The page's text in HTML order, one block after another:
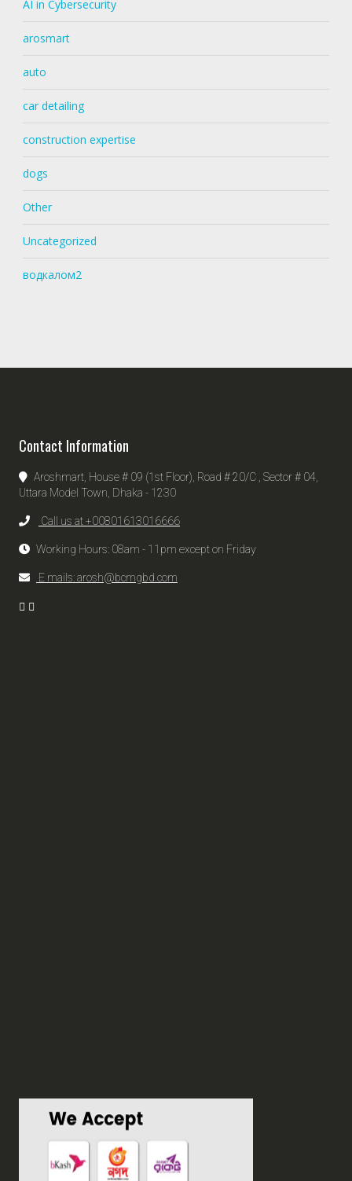
AI in Cybersecurity
arosmart
auto
car detailing
construction expertise
dogs
Other
Uncategorized
водкалом2
Contact Information
Aroshmart, House # 09 (1st Floor), Road # 20/C , Sector # 04,
Uttara Model Town, Dhaka - 1230
Call us at +00801613016666
Working Hours: 08am - 11pm except on Friday
E mails: arosh@bcmgbd.com